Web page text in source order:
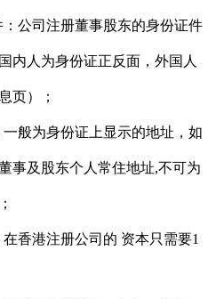
公司注册董事股东的身份证件
内人为身份证正反面，外国人
页）；
般为身份证上显示的地址，如
事及股东个人常住地址,不可为
香港注册公司的 资本只需要1